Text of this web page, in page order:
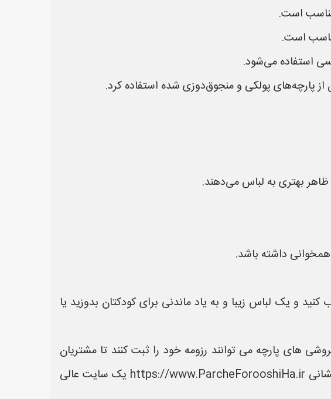
است.
است.
استفاده می‌شود.
پولکی و منجوق‌دوزی شده استفاده کرد.
ظاهر بهتری به لباس می‌دهند.
داشته باشد.
و یک لباس زیبا و به یاد ماندنی برای کودکتان بدوزید یا
های پارچه می توانند رزومه خود را ثبت کنند تا مشتریان
بتوانند آسان تر به اطلاعات و خدمات آنها دسترسی داشته باشند. سایت پارچه فروشی ها به نشانی https://www.ParcheForooshiHa.ir یک سایت عالی